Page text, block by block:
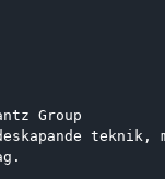
Group